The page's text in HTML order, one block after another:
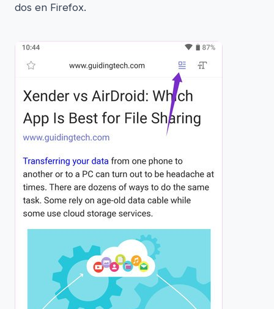
dos en Firefox.